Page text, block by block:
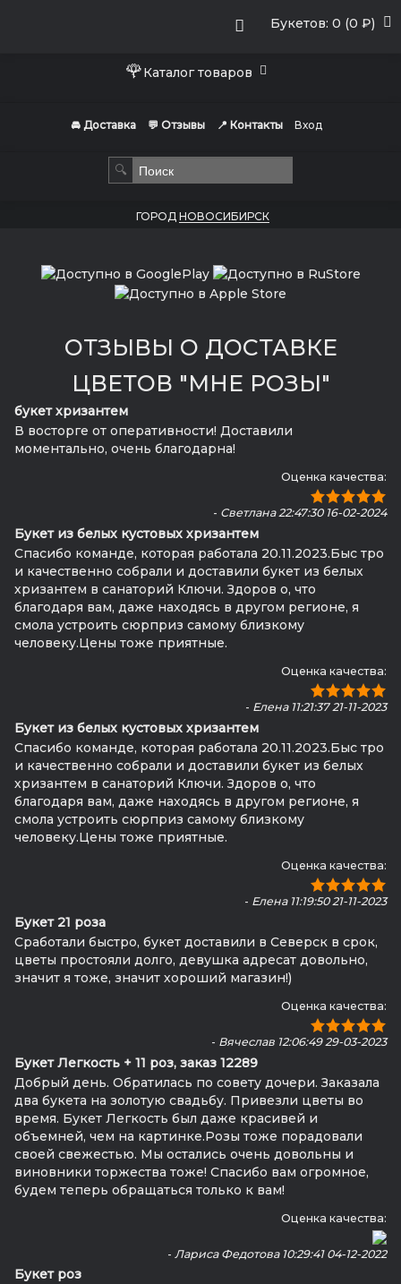
Букетов: 0 (0 ₽)
🌹Каталог товаров
🚘 Доставка 💬 Отзывы 📍 Контакты Вход
🔍
ГОРОД НОВОСИБИРСК
ОТЗЫВЫ О ДОСТАВКЕ
ЦВЕТОВ "МНЕ РОЗЫ"
букет хризантем
В восторге от оперативности! Доставили
моментально, очень благодарна!
Оценка качества:
- Светлана 22:47:30 16-02-2024
Букет из белых кустовых хризантем
Спасибо команде, которая работала 20.11.2023.Быс тро
и качественно собрали и доставили букет из белых
хризантем в санаторий Ключи. Здоров о, что
благодаря вам, даже находясь в другом регионе, я
смола устроить сюрприз самому близкому
человеку.Цены тоже приятные.
Оценка качества:
- Елена 11:21:37 21-11-2023
Букет из белых кустовых хризантем
Спасибо команде, которая работала 20.11.2023.Быс тро
и качественно собрали и доставили букет из белых
хризантем в санаторий Ключи. Здоров о, что
благодаря вам, даже находясь в другом регионе, я
смола устроить сюрприз самому близкому
человеку.Цены тоже приятные.
Оценка качества:
- Елена 11:19:50 21-11-2023
Букет 21 роза
Сработали быстро, букет доставили в Северск в срок,
цветы простояли долго, девушка адресат довольно,
значит я тоже, значит хороший магазин!)
Оценка качества:
- Вячеслав 12:06:49 29-03-2023
Букет Легкость + 11 роз, заказ 12289
Добрый день. Обратилась по совету дочери. Заказала
два букета на золотую свадьбу. Привезли цветы во
время. Букет Легкость был даже красивей и
объемней, чем на картинке.Розы тоже порадовали
своей свежестью. Мы остались очень довольны и
виновники торжества тоже! Спасибо вам огромное,
будем теперь обращаться только к вам!
Оценка качества:
- Лариса Федотова 10:29:41 04-12-2022
Букет роз